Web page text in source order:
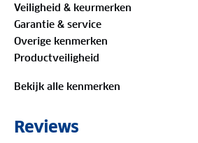
Belangrijkste voordelen:
• Infraroodverwarming op gas
• Overstroom-, oververhittings-,
• Zuurstofbeveiliging (ODS)
• Piëzo-elektrische ontsteking
Veiligheid & keurmerken
Garantie & service
Overige kenmerken
Productveiligheid
Bekijk alle kenmerken
Reviews